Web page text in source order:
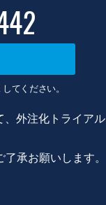
てください。
外注化トライアル
承お願いします。